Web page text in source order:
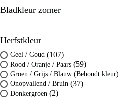
Bladkleur zomer
Herfstkleur
Geel / Goud (107)
Rood / Oranje / Paars (59)
Groen / Grijs / Blauw (Behoudt kleur)
Onopvallend / Bruin (37)
Donkergroen (2)